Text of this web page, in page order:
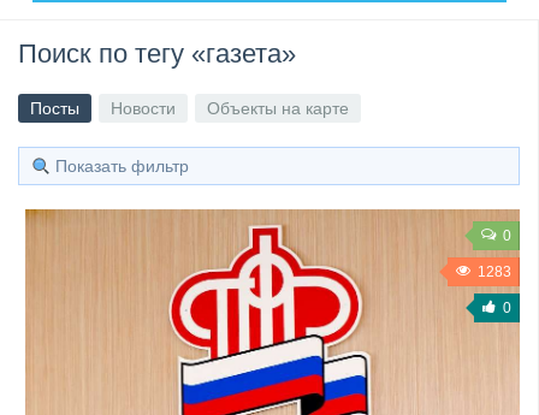
Поиск по тегу «газета»
Посты Новости Объекты на карте
Показать фильтр
0
1283
0